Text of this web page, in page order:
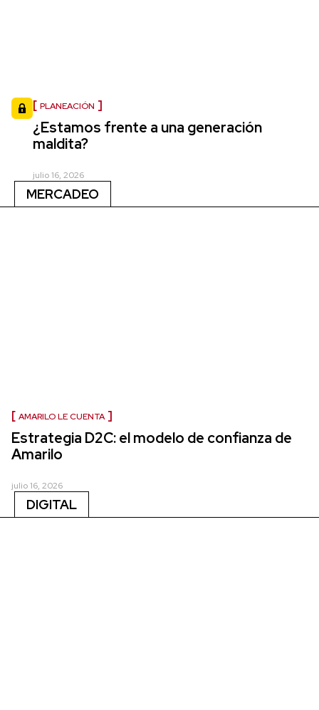
PLANEACIÓN
¿Estamos frente a una generación
maldita?
julio 16, 2026
MERCADEO
AMARILO LE CUENTA
Estrategia D2C: el modelo de confianza de
Amarilo
julio 16, 2026
DIGITAL